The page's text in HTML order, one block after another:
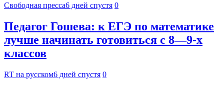
Свободная пресса6 дней спустя 0
Педагог Гошева: к ЕГЭ по математике
лучше начинать готовиться с 8—9-х
классов
RT на русском6 дней спустя 0